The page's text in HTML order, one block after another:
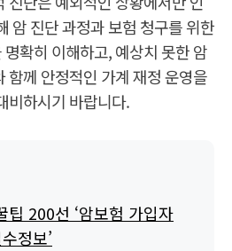
암 진단 과정과 보험 청구를 위한
확히 이해하고, 예상치 못한 암
함께 안정적인 가계 재정 운영을
비하시기 바랍니다.
팁 200선 ‘암보험 가입자
정보’